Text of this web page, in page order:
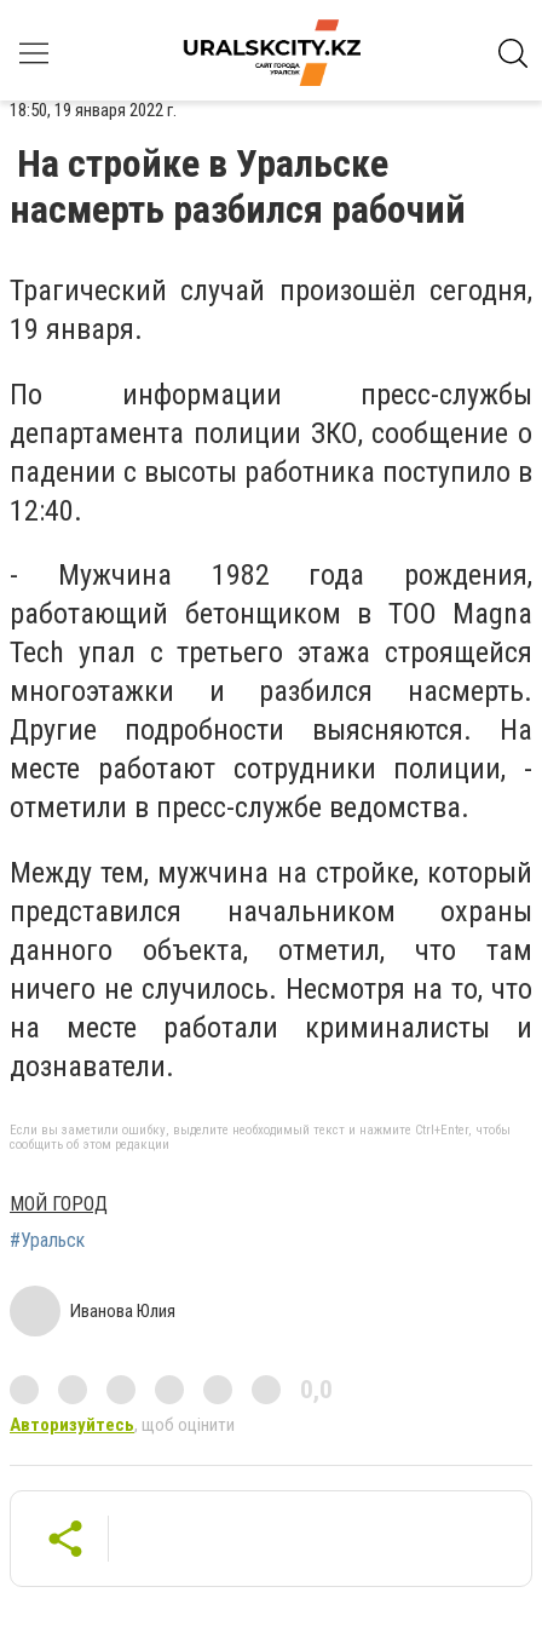
18:50, 19 января 2022 г.
На стройке в Уральске
насмерть разбился рабочий
Трагический случай произошёл сегодня,
19 января.
По информации пресс-службы
департамента полиции ЗКО, сообщение о
падении с высоты работника поступило в
12:40.
- Мужчина 1982 года рождения,
работающий бетонщиком в ТОО Magna
Tech упал с третьего этажа строящейся
многоэтажки и разбился насмерть.
Другие подробности выясняются. На
месте работают сотрудники полиции, -
отметили в пресс-службе ведомства.
Между тем, мужчина на стройке, который
представился начальником охраны
данного объекта, отметил, что там
ничего не случилось. Несмотря на то, что
на месте работали криминалисты и
дознаватели.
Если вы заметили ошибку, выделите необходимый текст и нажмите Ctrl+Enter, чтобы
сообщить об этом редакции
МОЙ ГОРОД
#Уральск
Иванова Юлия
0,0
Авторизуйтесь, щоб оцінити